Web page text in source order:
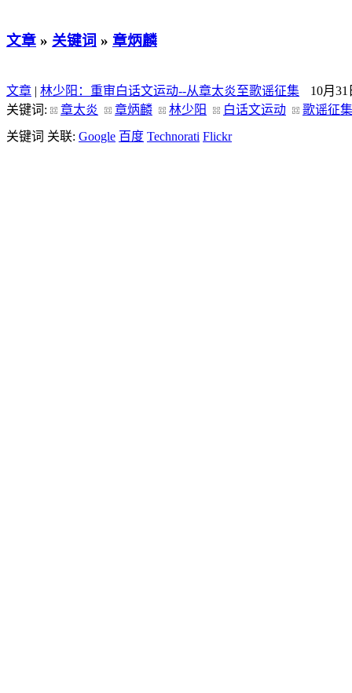
文章 » 关键词 » 章炳麟
文章 | 林少阳：重审白话文运动--从章太炎至歌谣征集
10月31
关键词:
章太炎 章炳麟 林少阳 白话文运动
歌谣征集
关键词 关联: Google 百度 Technorati Flickr